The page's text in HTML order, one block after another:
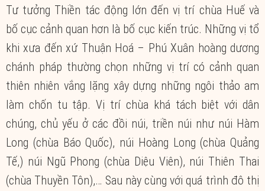
Tư tưởng Thiền tác động lớn đến vị trí chùa Huế và
bố cục cảnh quan hơn là bố cục kiến trúc. Những vị tổ
khi xưa đến xứ Thuận Hoá – Phú Xuân hoàng dương
chánh pháp thường chọn những vị trí có cảnh quan
thiên nhiên vắng lặng xây dựng những ngôi thảo am
làm chốn tu tập. Vị trí chùa khá tách biệt với dân
chúng, chủ yếu ở các đồi núi, triền núi như núi Hàm
Long (chùa Báo Quốc), núi Hoàng Long (chùa Quảng
Tế,) núi Ngũ Phong (chùa Diệu Viên), núi Thiên Thai
(chùa Thuyền Tôn),… Sau này cùng với quá trình đô thị